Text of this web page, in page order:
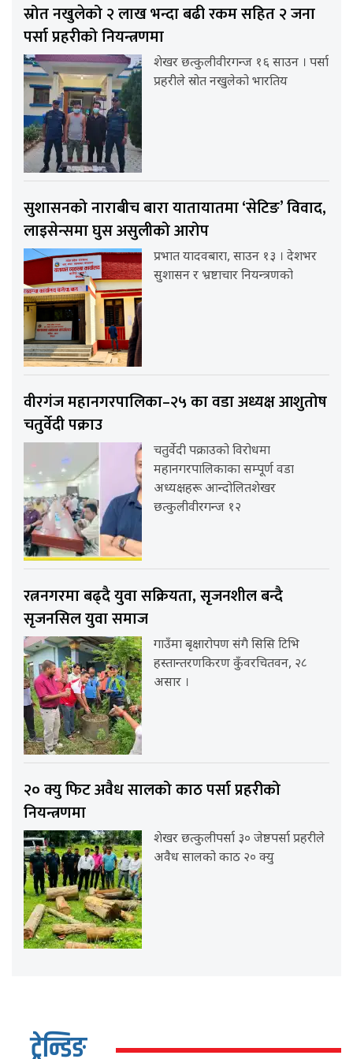
स्रोत नखुलेको २ लाख भन्दा बढी रकम सहित २ जना
पर्सा प्रहरीको नियन्त्रणमा
शेखर छत्कुलीवीरगन्ज १६ साउन । पर्सा
प्रहरीले स्रोत नखुलेको भारतिय
सुशासनको नाराबीच बारा यातायातमा ‘सेटिङ’ विवाद,
लाइसेन्समा घुस असुलीको आरोप
प्रभात यादवबारा, साउन १३ । देशभर
सुशासन र भ्रष्टाचार नियन्त्रणको
वीरगंज महानगरपालिका–२५ का वडा अध्यक्ष आशुतोष
चतुर्वेदी पक्राउ
चतुर्वेदी पक्राउको विरोधमा
महानगरपालिकाका सम्पूर्ण वडा
अध्यक्षहरू आन्दोलितशेखर
छत्कुलीवीरगन्ज १२
रत्ननगरमा बढ्दै युवा सक्रियता, सृजनशील बन्दै
सृजनसिल युवा समाज
गाउँमा बृक्षारोपण संगै सिसि टिभि
हस्तान्तरणकिरण कुँवरचितवन, २८
असार ।
२० क्यु फिट अवैध सालको काठ पर्सा प्रहरीको
नियन्त्रणमा
शेखर छत्कुलीपर्सा ३० जेष्ठपर्सा प्रहरीले
अवैध सालको काठ २० क्यु
ट्रेन्डिङ